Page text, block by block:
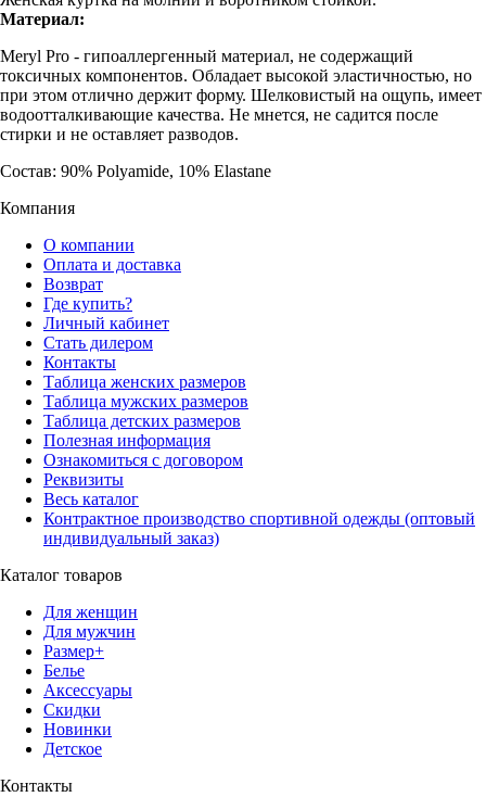
Материал:
Meryl Pro - гипоаллергенный материал, не содержащий
токсичных компонентов. Обладает высокой эластичностью, но
при этом отлично держит форму. Шелковистый на ощупь, имеет
водоотталкивающие качества. Не мнется, не садится после
стирки и не оставляет разводов.
Состав: 90% Polyamide, 10% Elastane
Компания
О компании
Оплата и доставка
Возврат
Где купить?
Личный кабинет
Стать дилером
Контакты
Таблица женских размеров
Таблица мужских размеров
Таблица детских размеров
Полезная информация
Ознакомиться с договором
Реквизиты
Весь каталог
Контрактное производство спортивной одежды (оптовый
индивидуальный заказ)
Каталог товаров
Для женщин
Для мужчин
Размер+
Белье
Аксессуары
Скидки
Новинки
Детское
Контакты